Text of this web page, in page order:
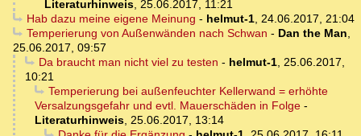
Literaturhinweis, 25.06.2017, 11:21
Hab dazu meine eigene Meinung - helmut-1, 24.06.2017, 21:04
Temperierung von Außenwänden nach Schwan - Dan the Man,
25.06.2017, 09:57
Da braucht man nicht viel zu testen - helmut-1, 25.06.2017,
10:21
Temperierung bei außenfeuchter Kellerwand = erhöhte
Versalzungsgefahr und evtl. Mauerschäden in Folge -
Literaturhinweis, 25.06.2017, 13:14